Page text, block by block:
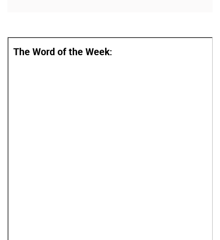
The Word of the Week: